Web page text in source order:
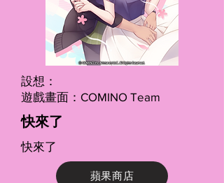
設想：
遊戲畫面：COMINO Team
快來了
快來了
蘋果商店